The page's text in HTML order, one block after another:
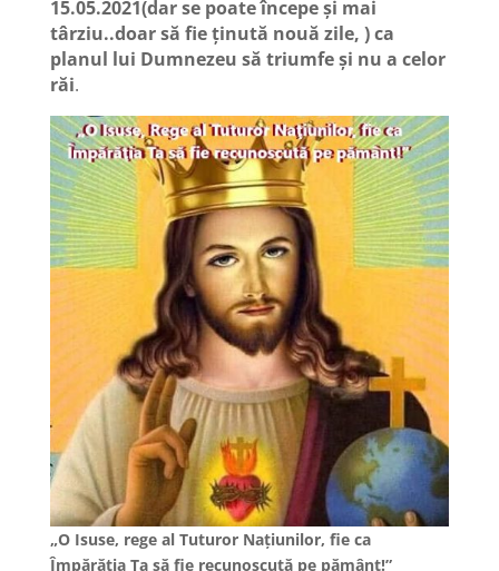
15.05.2021(dar se poate începe şi mai
târziu..doar să fie ţinută nouă zile, ) ca
planul lui Dumnezeu să triumfe şi nu a celor
răi.
„O Isuse, rege al Tuturor Naţiunilor, fie ca
Împărăţia Ta să fie recunoscută pe pământ!”